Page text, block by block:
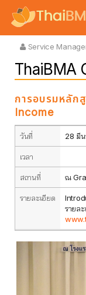
Service
ThaiBMA
การอบรมหลัก
Income
วันที่ 28 มี
เวลา
สถานที่ ณ
รายละเอียด
รายล